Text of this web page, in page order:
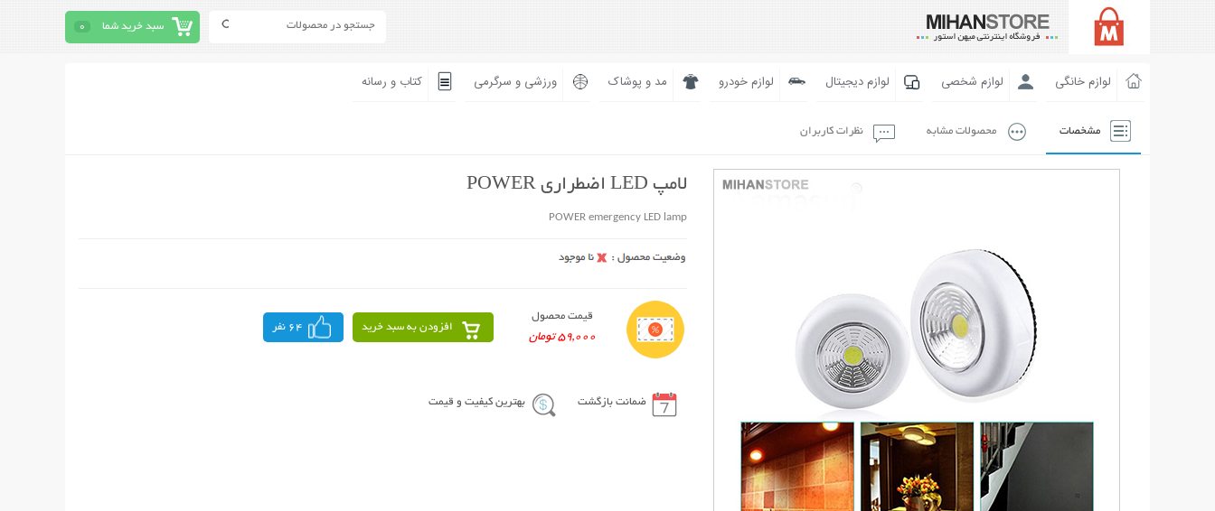
سبد خرید شما 0
لوازم خانگی لوازم شخصی لوازم دیجیتال لوازم خودرو مد و پوشاک ورزشی و سرگرمی کتاب و رسانه
مشخصات محصولات مشابه نظرات کاربران
لامپ LED اضطراری POWER
POWER emergency LED lamp
قیمت محصول
59,000 تومان
افزودن به سبد خرید 64 نفر
ضمانت بازگشت بهترین کیفیت و قیمت